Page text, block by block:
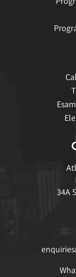
34A